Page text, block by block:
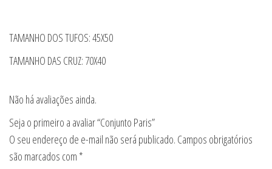
TAMANHO DOS TUFOS: 45X50
TAMANHO DAS CRUZ: 70X40
Não há avaliações ainda.
Seja o primeiro a avaliar “Conjunto Paris”
O seu endereço de e-mail não será publicado. Campos obrigatórios
são marcados com *